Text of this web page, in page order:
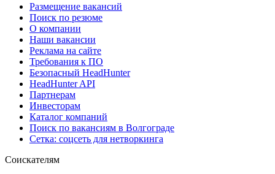
Размещение вакансий
Поиск по резюме
О компании
Наши вакансии
Реклама на сайте
Требования к ПО
Безопасный HeadHunter
HeadHunter API
Партнерам
Инвесторам
Каталог компаний
Поиск по вакансиям в Волгограде
Сетка: соцсеть для нетворкинга
Соискателям